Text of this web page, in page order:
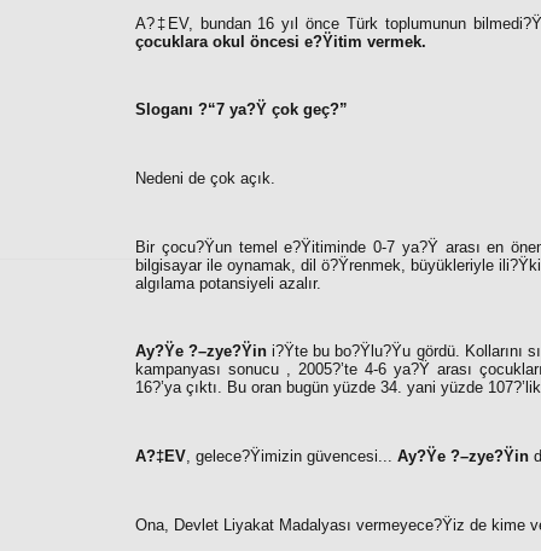
A?‡EV, bundan 16 yıl önce Türk toplumunun
çocuklara okul öncesi e?Ÿitim vermek.
Sloganı ?“7 ya?Ÿ çok geç?”
Nedeni de çok açık.
Bir çocu?Ÿun temel e?Ÿitiminde 0-7 ya?Ÿ arası en
bilgisayar ile oynamak, dil ö?Ÿrenmek, büyükleriyle
algılama potansiyeli azalır.
Ay?Ÿe ?–zye?Ÿin i?Ÿte bu bo?Ÿlu?Ÿu gördü. Kollarını
kampanyası sonucu , 2005?’te 4-6 ya?Ÿ arası
16?’ya çıktı. Bu oran bugün yüzde 34. yani yüzde
A?‡EV , gelece?Ÿimizin güvencesi... Ay?Ÿe ?–zye?Ÿin
Ona, Devlet Liyakat Madalyası vermeyece?Ÿiz de kime